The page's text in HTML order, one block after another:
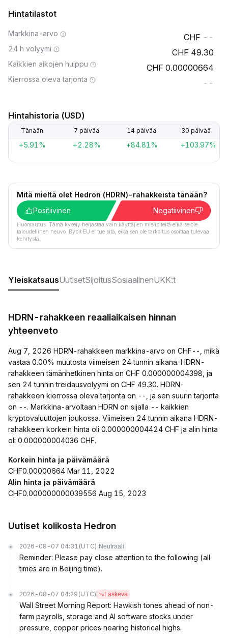
Hintatilastot
Markkina-arvo --
24 h volyymi 49.30
Kaikkien aikojen huippu 0.00000664
Kierrossa oleva tarjonta --
Hintahistoria (USD)
Tänään 7 päivää 14 päivää 30 päivää
+5.91% +2.28% +84.81% +103.97%
Mitä mieltä olet Hedron (HDRN)-rahakkeista tänään?
Positiivinen
Negatiivinen
Huomautus: Tämä kysely heijastaa vain käyttäjien mielipiteitä eikä se ole
taloudellinen neuvo. Bybit EU ei tue sitä, eikä sen ole tarkoitus osoittaa tulevaa
kehitystä.
YleiskatsausUutisetSijoitusSosiaalinenUKK:t
HDRN-rahakkeen reaaliaikaisen hinnan
yhteenveto
Aug 7, 2026 HDRN-rahakkeen markkina-arvo on CHF--, mikä
vastaa 0.00% muutosta viimeisen 24 tunnin aikana. HDRN-
rahakkeen tämänhetkinen hinta on CHF 0.000000004398, ja
sen 24 tunnin treidausvolyymi on CHF 49.30. HDRN-
rahakkeen kierrossa oleva tarjonta on --, ja sen suurin tarjonta
on --. Markkina-arvoltaan HDRN on sijalla -- kaikkien
kryptovaluuttojen joukossa. Viimeisen 24 tunnin aikana HDRN-
rahakkeen korkein hinta oli 0.000000004424 CHF ja alin hinta
oli 0.000000004036 CHF.
Korkein hinta ja päivämäärä
CHF0.00000664 Mar 11, 2022
Alin hinta ja päivämäärä
CHF0.000000000039556 Aug 15, 2023
Uutiset kolikosta Hedron
2026-08-07 04:31 (UTC) Neutraali
Reminder: Please pay close attention to the following (all
times are in Beijing time).
2026-08-07 04:29 (UTC) Laskeva
Wall Street Morning Report: Hawkish tones ahead of non-
farm payrolls, storage and AI software stocks under
pressure, copper prices nearing historical highs.